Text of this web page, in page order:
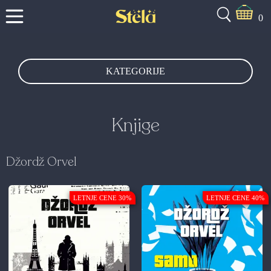
0
KATEGORIJE
Knjige
Džordž Orvel
LETNJE CENE 30% LETNJE CENE 40%